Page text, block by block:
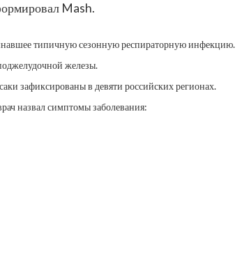
Mash.
типичную сезонную респираторную инфекцию.
железы.
зафиксированы в девяти российских регионах.
назвал симптомы заболевания: